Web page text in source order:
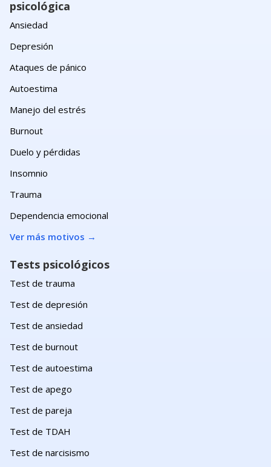
psicológica
Ansiedad
Depresión
Ataques de pánico
Autoestima
Manejo del estrés
Burnout
Duelo y pérdidas
Insomnio
Trauma
Dependencia emocional
Ver más motivos →
Tests psicológicos
Test de trauma
Test de depresión
Test de ansiedad
Test de burnout
Test de autoestima
Test de apego
Test de pareja
Test de TDAH
Test de narcisismo